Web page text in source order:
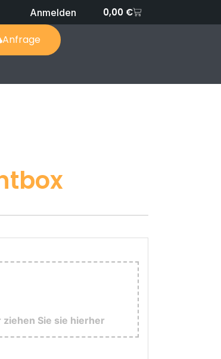
0,00 €
Anmelden
Anfrage
Sie sie hierher